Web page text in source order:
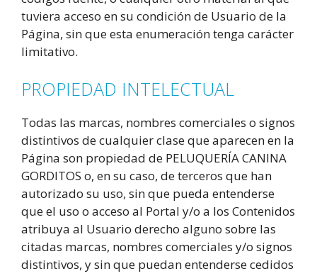
tuviera acceso en su condición de Usuario de la
Página, sin que esta enumeración tenga carácter
limitativo.
PROPIEDAD INTELECTUAL
Todas las marcas, nombres comerciales o signos
distintivos de cualquier clase que aparecen en la
Página son propiedad de PELUQUERÍA CANINA
GORDITOS o, en su caso, de terceros que han
autorizado su uso, sin que pueda entenderse
que el uso o acceso al Portal y/o a los Contenidos
atribuya al Usuario derecho alguno sobre las
citadas marcas, nombres comerciales y/o signos
distintivos, y sin que puedan entenderse cedidos